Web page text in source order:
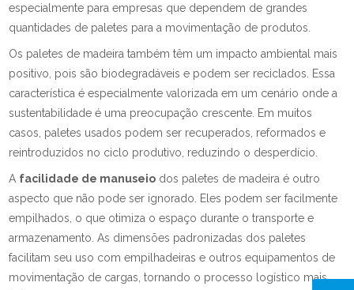
especialmente para empresas que dependem de grandes
quantidades de paletes para a movimentação de produtos.
Os paletes de madeira também têm um impacto ambiental mais
positivo, pois são biodegradáveis e podem ser reciclados. Essa
característica é especialmente valorizada em um cenário onde a
sustentabilidade é uma preocupação crescente. Em muitos
casos, paletes usados podem ser recuperados, reformados e
reintroduzidos no ciclo produtivo, reduzindo o desperdício.
A facilidade de manuseio dos paletes de madeira é outro
aspecto que não pode ser ignorado. Eles podem ser facilmente
empilhados, o que otimiza o espaço durante o transporte e
armazenamento. As dimensões padronizadas dos paletes
facilitam seu uso com empilhadeiras e outros equipamentos de
movimentação de cargas, tornando o processo logístico mais